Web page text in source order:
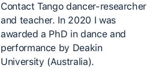
Contact Tango dancer-researcher
and teacher. In 2020 I was
awarded a PhD in dance and
performance by Deakin
University (Australia).